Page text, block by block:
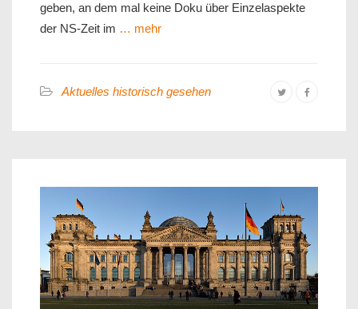
geben, an dem mal keine Doku über Einzelaspekte
der NS-Zeit im … mehr
Aktuelles historisch gesehen